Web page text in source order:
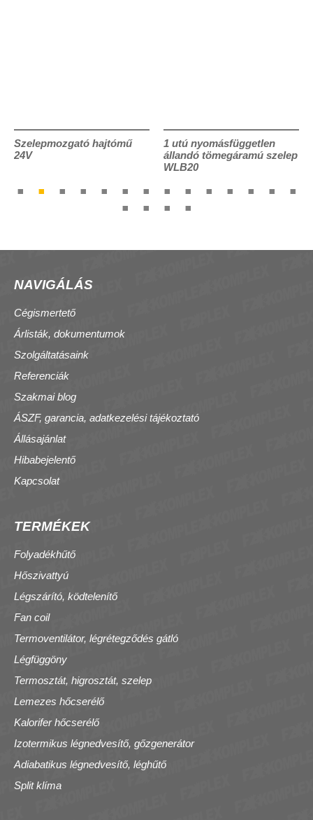
Szelepmozgató hajtómű
24V
1 utú nyomásfüggetlen
állandó tömegáramú szelep
WLB20
NAVIGÁLÁS
Cégismertető
Árlisták, dokumentumok
Szolgáltatásaink
Referenciák
Szakmai blog
ÁSZF, garancia, adatkezelési tájékoztató
Állásajánlat
Hibabejelentő
Kapcsolat
TERMÉKEK
Folyadékhűtő
Hőszivattyú
Légszárító, ködtelenítő
Fan coil
Termoventilátor, légrétegződés gátló
Légfüggöny
Termosztát, higrosztát, szelep
Lemezes hőcserélő
Kalorifer hőcserélő
Izotermikus légnedvesítő, gőzgenerátor
Adiabatikus légnedvesítő, léghűtő
Split klíma